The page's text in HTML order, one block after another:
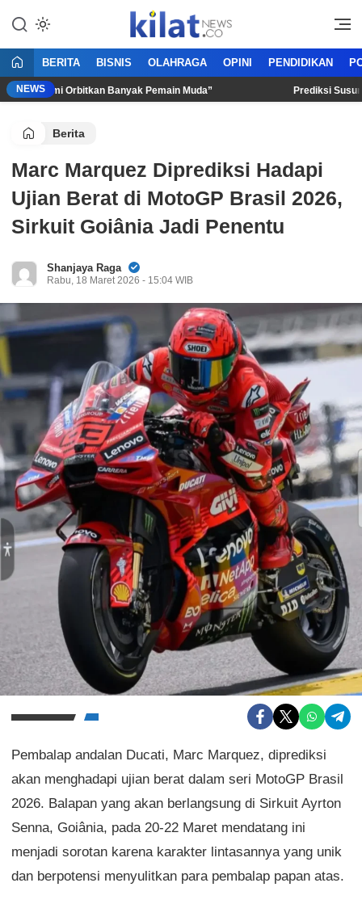
KilatNews.co
Mencerdaskan Anak Bangsa
BERITA BISNIS OLAHRAGA OPINI PENDIDIKAN
NEWS
“Kami Orbitkan Banyak Pemain Muda” Prediksi Susunan
Berita
Marc Marquez Diprediksi Hadapi
Ujian Berat di MotoGP Brasil 2026,
Sirkuit Goiânia Jadi Penentu
Shanjaya Raga
Rabu, 18 Maret 2026 - 15:04 WIB
Pembalap andalan Ducati, Marc Marquez, diprediksi
akan menghadapi ujian berat dalam seri MotoGP Brasil
2026. Balapan yang akan berlangsung di Sirkuit Ayrton
Senna, Goiânia, pada 20-22 Maret mendatang ini
menjadi sorotan karena karakter lintasannya yang unik
dan berpotensi menyulitkan para pembalap papan atas.